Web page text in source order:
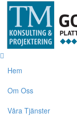
Hem
Om Oss
Våra Tjänster